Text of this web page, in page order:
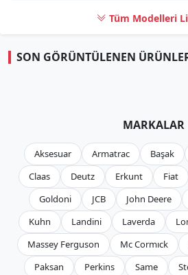
Tüm Modelleri
SON GÖRÜNTÜLENEN
MARKALAR
Aksesuar Armatrac Başak
Claas
Deutz Erkunt Fiat
Goldoni
JCB John Deere
Kuhn
Landini Laverda
Massey Ferguson
Mc Cormıck
Paksan
Perkins Same